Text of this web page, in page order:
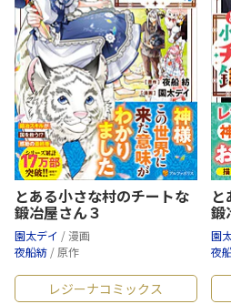
とある小さな村のチートな
鍛冶屋さん３
園太デイ / 漫画
夜船紡 / 原作
鍛
園
夜
レジーナコミックス